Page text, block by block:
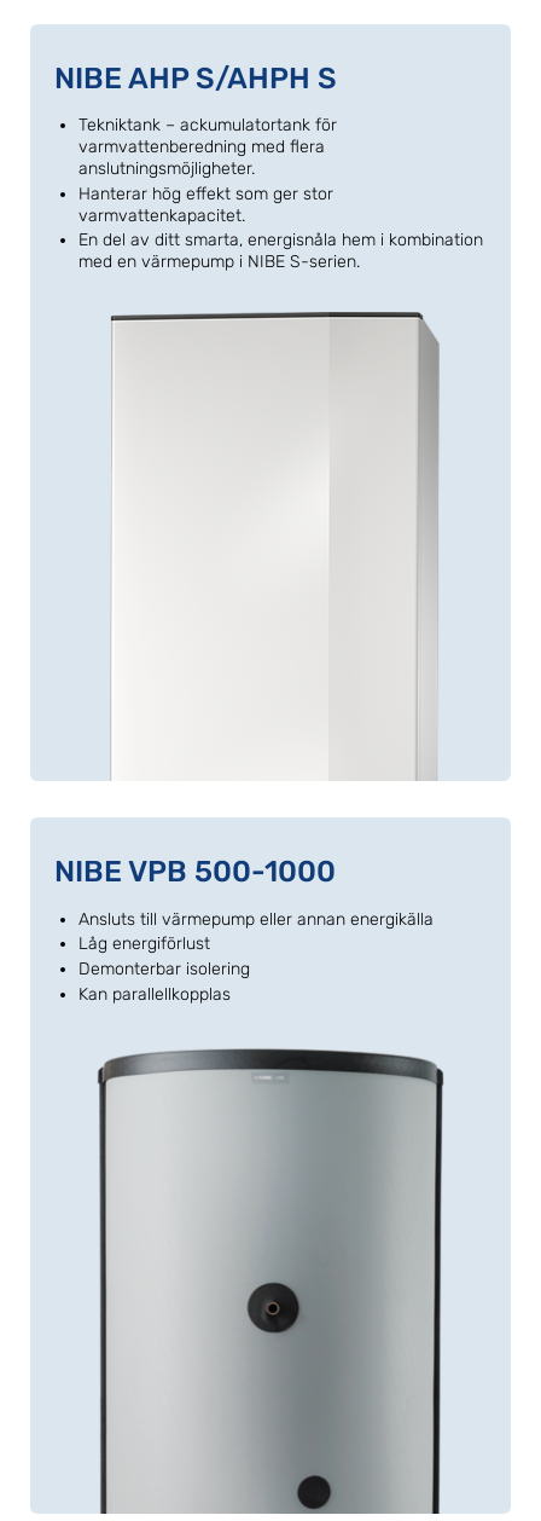
NIBE AHP S/AHPH S
Tekniktank – ackumulatortank för
varmvattenberedning med flera
anslutningsmöjligheter.
Hanterar hög effekt som ger stor
varmvattenkapacitet.
En del av ditt smarta, energisnåla hem i kombination
med en värmepump i NIBE S-serien.
NIBE VPB 500-1000
Ansluts till värmepump eller annan energikälla
Låg energiförlust
Demonterbar isolering
Kan parallellkopplas